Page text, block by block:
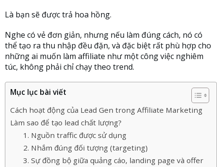
Là bạn sẽ được trả hoa hồng.
Nghe có vẻ đơn giản, nhưng nếu làm đúng cách, nó có
thể tạo ra thu nhập đều đặn, và đặc biệt rất phù hợp cho
những ai muốn làm affiliate như một công việc nghiêm
túc, không phải chỉ chạy theo trend.
Mục lục bài viết
Cách hoạt động của Lead Gen trong Affiliate Marketing
Làm sao để tạo lead chất lượng?
1. Nguồn traffic được sử dụng
2. Nhắm đúng đối tượng (targeting)
3. Sự đồng bộ giữa quảng cáo, landing page và offer